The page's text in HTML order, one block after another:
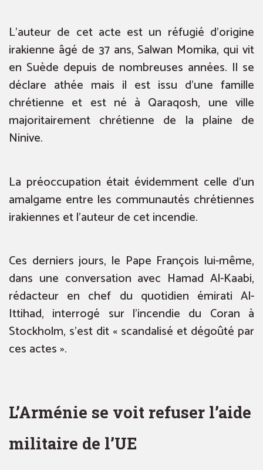
L’auteur de cet acte est un réfugié d’origine
irakienne âgé de 37 ans, Salwan Momika, qui vit
en Suède depuis de nombreuses années. Il se
déclare athée mais il est issu d’une famille
chrétienne et est né à Qaraqosh, une ville
majoritairement chrétienne de la plaine de
Ninive.
La préoccupation était évidemment celle d’un
amalgame entre les communautés chrétiennes
irakiennes et l’auteur de cet incendie.
Ces derniers jours, le Pape François lui-même,
dans une conversation avec Hamad Al-Kaabi,
rédacteur en chef du quotidien émirati Al-
Ittihad, interrogé sur l’incendie du Coran à
Stockholm, s’est dit « scandalisé et dégoûté par
ces actes ».
L’Arménie se voit refuser l’aide
militaire de l’UE